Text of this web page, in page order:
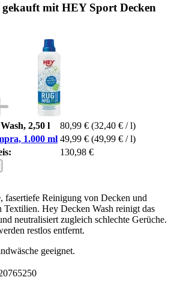
mit HEY Sport Decken
2,50 l 80,99 € (32,40 € / l)
1.000 ml 49,99 € (49,99 € / l)
130,98 €
fasertiefe Reinigung von Decken und
Textilien. Hey Decken Wash reinigt das
neutralisiert zugleich schlechte Gerüche.
restlos entfernt.
geeignet.